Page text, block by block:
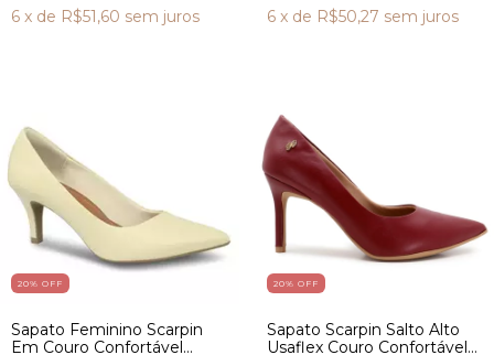
6 x de R$51,60 sem juros
6 x de R$50,27 sem juros
20% OFF
Sapato Feminino Scarpin
Em Couro Confortável
20% OFF
Sapato Scarpin Salto Alto
Usaflex Couro Confortável